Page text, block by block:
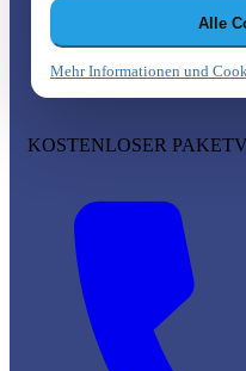
Alle
Mehr Informationen und
KOSTENLOSER